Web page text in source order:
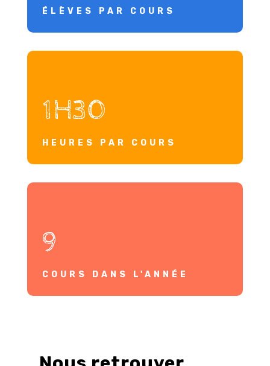
ÉLÈVES PAR COURS
1H30
HEURES PAR COURS
9
COURS DANS L'ANNÉE